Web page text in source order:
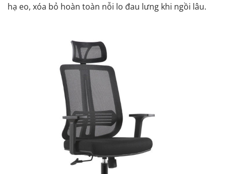
hạ eo, xóa bỏ hoàn toàn nỗi lo đau lưng khi ngồi lâu.